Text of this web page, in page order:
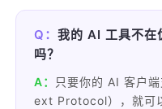
Q： 我的 AI 工具不在
吗？
A：
只要你的 AI 客户
ext Protocol），就可